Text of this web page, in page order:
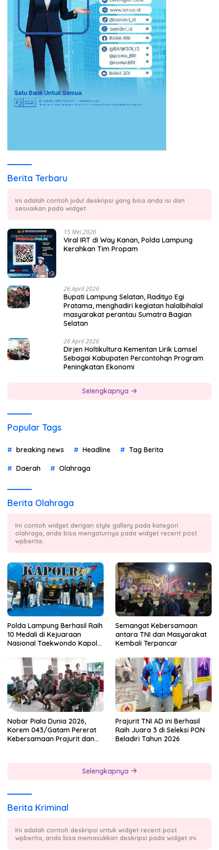
Berita Terbaru
Ini adalah contoh judul deskripsi yang bisa anda isi dan
sesuaikan pada widget
15 Mei 2026
Viral IRT di Way Kanan, Polda Lampung
Kerahkan Tim Propam
26 April 2026
Bupati Lampung Selatan, Radityo Egi
Pratama, menghadiri kegiatan halalbihalal
masyarakat perantau Sumatra Bagian
Selatan
26 April 2026
Dirjen Holtikultura Kementan Lirik Lamsel
Sebagai Kabupaten Percontohqn Program
Peningkatan Ekonomi
Selengkapnya
Popular Tags
breaking news Headline Tag Berita
Daerah Olahraga
Berita Olahraga
Ini contoh widget dengan style gallery pada kategori
olahraga, anda bisa mengaturnya pada widget recent post
wpberita.
Polda Lampung Berhasil Raih
10 Medali di Kejuaraan
Nasional Taekwondo Kapolri
Semangat Kebersamaan
antara TNI dan Masyarakat
Kembali Terpancar
Nobar Piala Dunia 2026,
Korem 043/Gatam Pererat
Kebersamaan Prajurit dan
Prajurit TNI AD ini Berhasil
Raih Juara 3 di Seleksi PON
Beladiri Tahun 2026
Selengkapnya
Berita Kriminal
Ini adalah contoh deskripsi untuk widget recent post
wpberita, anda bisa memasukkan deskripsi pada widget ini.